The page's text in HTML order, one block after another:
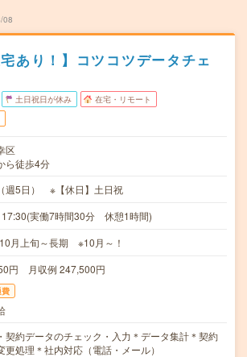
08
あり！】コツコツデータチェ
土日祝日が休み 在宅・リモート
区
ら徒歩4分
週5日） ※【休日】土日祝
実働7時間30分 休憩1時間)
月上旬～長期 ※10月～！
円 月収例 247,500円
契約データのチェック・入力＊データ集計＊契約
更処理＊社内対応（電話・メール）